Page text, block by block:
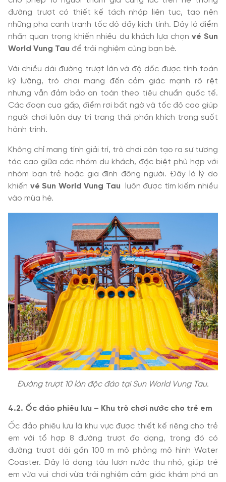
đường trượt có thiết kế tách nhập liên tục, tạo nên
những pha cạnh tranh tốc độ đầy kịch tính. Đây là điểm
nhấn quan trọng khiến nhiều du khách lựa chọn vé Sun
World Vung Tau để trải nghiệm cùng bạn bè.
Với chiều dài đường trượt lớn và độ dốc được tính toán
kỹ lưỡng, trò chơi mang đến cảm giác mạnh rõ rệt
nhưng vẫn đảm bảo an toàn theo tiêu chuẩn quốc tế.
Các đoạn cua gấp, điểm rơi bất ngờ và tốc độ cao giúp
người chơi luôn duy trì trạng thái phấn khích trong suốt
hành trình.
Không chỉ mang tính giải trí, trò chơi còn tạo ra sự tương
tác cao giữa các nhóm du khách, đặc biệt phù hợp với
nhóm bạn trẻ hoặc gia đình đông người. Đây là lý do
khiến vé Sun World Vung Tau
luôn được tìm kiếm nhiều
vào mùa hè.
Đường trượt 10 làn độc đáo tại Sun World Vung Tau.
4.2. Ốc đảo phiêu lưu – Khu trò chơi nước cho trẻ em
Ốc đảo phiêu lưu là khu vực được thiết kế riêng cho trẻ
em với tổ hợp 8 đường trượt đa dạng, trong đó có
đường trượt dài gần 100 m mô phỏng mô hình Water
Coaster. Đây là dạng tàu lượn nước thu nhỏ, giúp trẻ
em vừa vui chơi vừa trải nghiệm cảm giác khám phá an